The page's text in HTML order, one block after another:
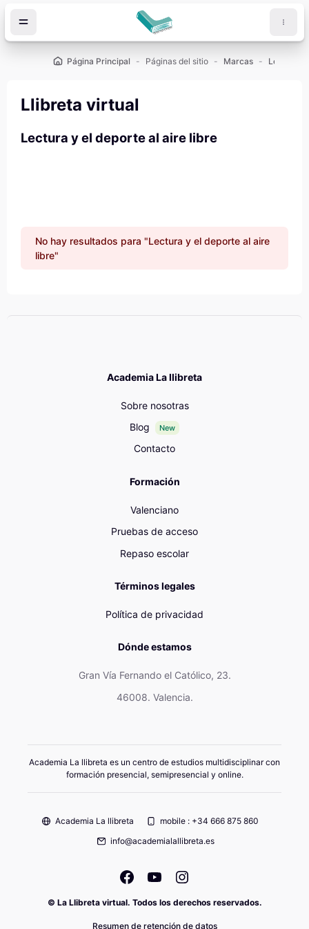
Página Principal Páginas del sitio Marcas Lectura y
Llibreta virtual
Lectura y el deporte al aire libre
No hay resultados para "Lectura y el deporte al aire
libre"
Academia La llibreta
Sobre nosotras
Blog
New
Contacto
Formación
Valenciano
Pruebas de acceso
Repaso escolar
Términos legales
Política de privacidad
Dónde estamos
Gran Vía Fernando el Católico, 23.
46008. Valencia.
Academia La llibreta es un centro de estudios multidisciplinar con
formación presencial, semipresencial y online.
Academia La llibreta
mobile : +34 666 875 860
info@academialallibreta.es
© La Llibreta virtual. Todos los derechos reservados.
Resumen de retención de datos